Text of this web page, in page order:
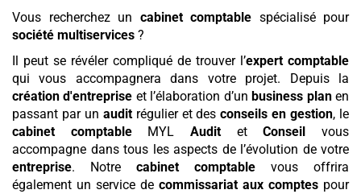
Vous recherchez un cabinet comptable spécialisé pour
société multiservices ?
Il peut se révéler compliqué de trouver l’expert comptable
qui vous accompagnera dans votre projet. Depuis la
création d'entreprise et l’élaboration d’unbusiness planen
passant par un auditrégulier et desconseils en gestion, le
cabinet comptableMYLAudit etConseil vous
accompagne dans tous les aspects de l’évolution de votre
entreprise. Notre cabinet comptable vous offrira
également un service de commissariat aux comptes pour